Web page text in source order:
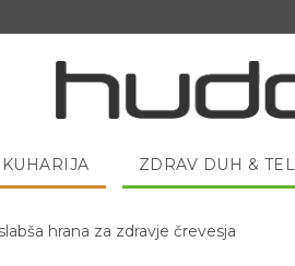
KUHARIJA ZDRAV DUH &
hrana za zdravje črevesja